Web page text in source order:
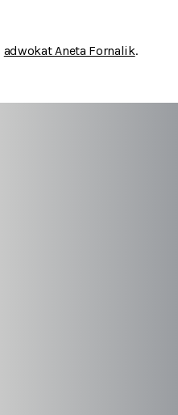
adwokat Aneta Fornalik.